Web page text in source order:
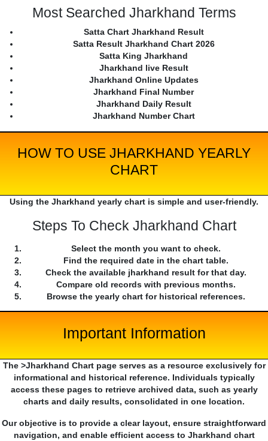
Most Searched Jharkhand Terms
Satta Chart Jharkhand Result
Satta Result Jharkhand Chart 2026
Satta King Jharkhand
Jharkhand live Result
Jharkhand Online Updates
Jharkhand Final Number
Jharkhand Daily Result
Jharkhand Number Chart
HOW TO USE JHARKHAND YEARLY
CHART
Using the Jharkhand yearly chart is simple and user-friendly.
Steps To Check Jharkhand Chart
Select the month you want to check.
Find the required date in the chart table.
Check the available jharkhand result for that day.
Compare old records with previous months.
Browse the yearly chart for historical references.
Important Information
The >Jharkhand Chart page serves as a resource exclusively for
informational and historical reference. Individuals typically
access these pages to retrieve archived data, such as yearly
charts and daily results, consolidated in one location.
Our objective is to provide a clear layout, ensure straightforward
navigation, and enable efficient access to Jharkhand chart